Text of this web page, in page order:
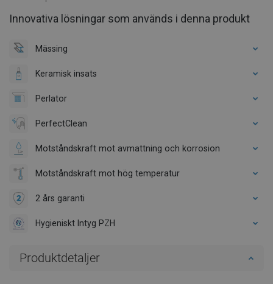
Innovativa lösningar som används i denna produkt
Mässing
Keramisk insats
Perlator
PerfectClean
Motståndskraft mot avmattning och korrosion
Motståndskraft mot hög temperatur
2 års garanti
Hygieniskt Intyg PZH
Produktdetaljer